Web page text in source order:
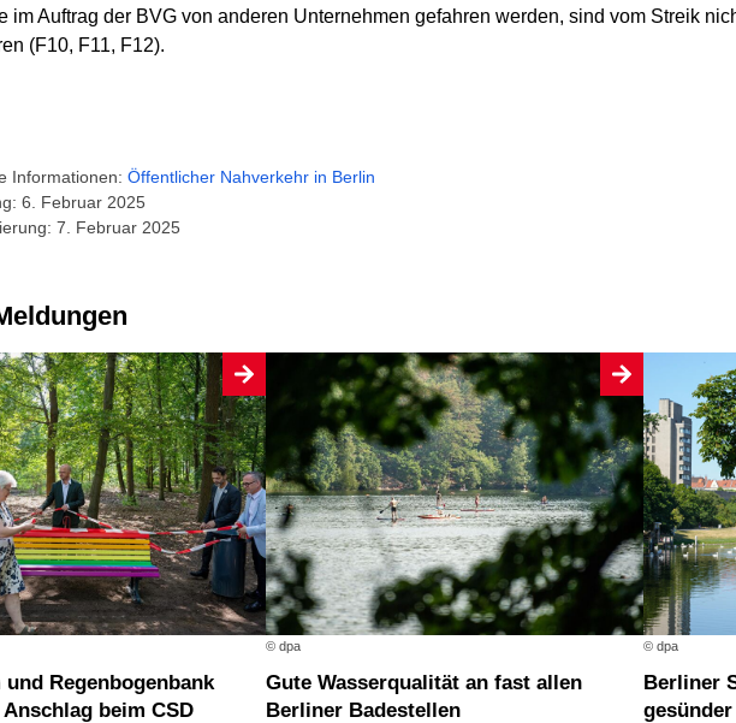
im Auftrag der BVG von anderen Unternehmen gefahren werden, sind vom Streik
(F10, F11, F12).
Informationen: Öffentlicher Nahverkehr in Berlin
6. Februar 2025
7. Februar 2025
beim CSD
© dpa
Gute Wasserqualität an fast allen
Berliner Badestellen
© dpa
Berliner Straßenbäume werden wieder
gesünder